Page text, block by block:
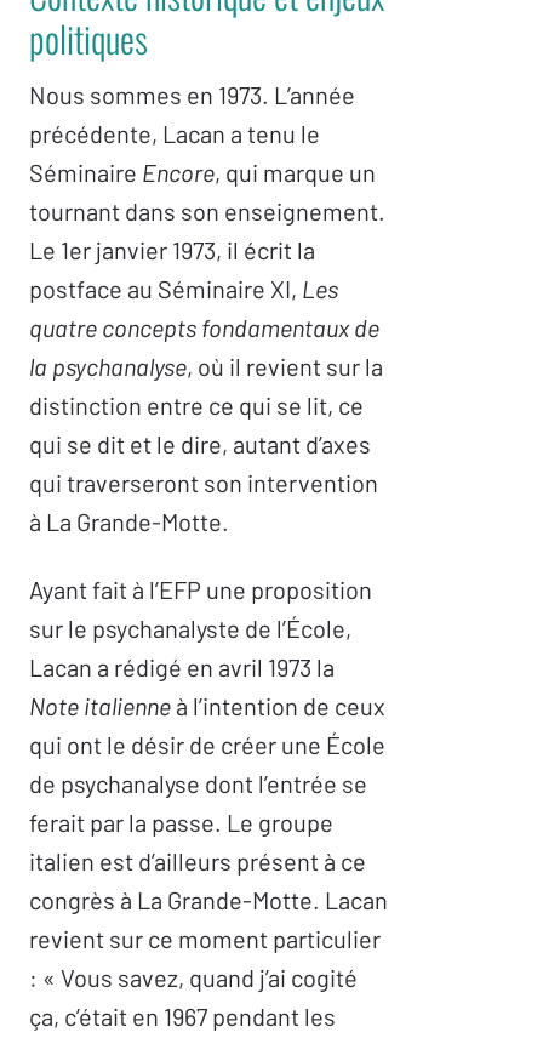
politiques
Nous sommes en 1973. L’année
précédente, Lacan a tenu le
Séminaire Encore, qui marque un
tournant dans son enseignement.
Le 1er janvier 1973, il écrit la
postface au Séminaire XI, Les
quatre concepts fondamentaux de
la psychanalyse, où il revient sur la
distinction entre ce qui se lit, ce
qui se dit et le dire, autant d’axes
qui traverseront son intervention
à La Grande-Motte.
Ayant fait à l’EFP une proposition
sur le psychanalyste de l’École,
Lacan a rédigé en avril 1973 la
Note italienne à l’intention de ceux
qui ont le désir de créer une École
de psychanalyse dont l’entrée se
ferait par la passe. Le groupe
italien est d’ailleurs présent à ce
congrès à La Grande-Motte. Lacan
revient sur ce moment particulier
: « Vous savez, quand j’ai cogité
ça, c’était en 1967 pendant les